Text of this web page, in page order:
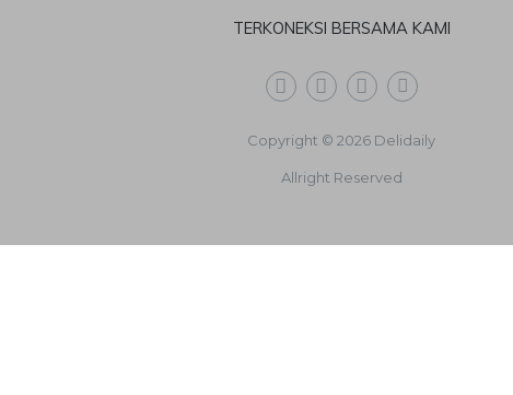
TERKONEKSI BERSAMA KAMI
Copyright © 2026 Delidaily
Allright Reserved